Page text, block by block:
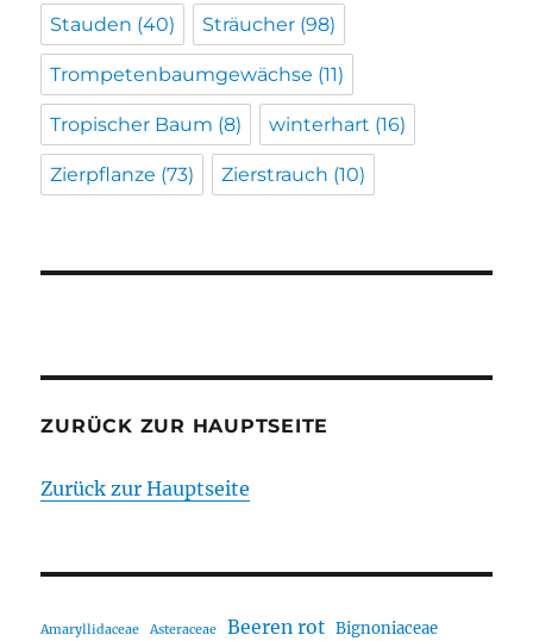
Stauden (40) Sträucher (98)
Trompetenbaumgewächse (11)
Tropischer Baum (8) winterhart (16)
Zierpflanze (73) Zierstrauch (10)
ZURÜCK ZUR HAUPTSEITE
Zurück zur Hauptseite
Amaryllidaceae Asteraceae Beeren rot Bignoniaceae